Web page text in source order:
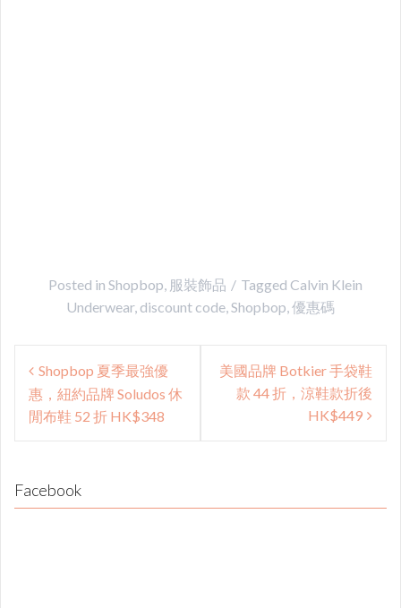
Posted in Shopbop, 服裝飾品 Tagged Calvin Klein
Underwear, discount code,Shopbop,優惠碼
Post
navigation
Shopbop 夏季最強優
惠，紐約品牌 Soludos 休
閒布鞋 52 折 HK$348
美國品牌 Botkier 手袋鞋
款 44 折，涼鞋款折後
HK$449
Facebook